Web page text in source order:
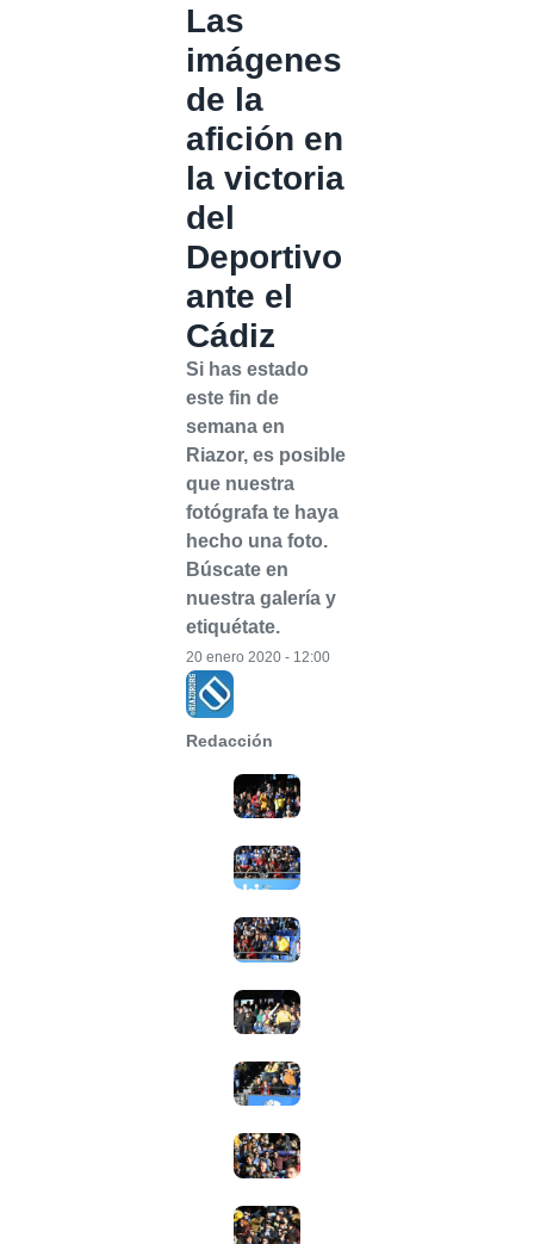
Las
imágenes
de la
afición en
la victoria
del
Deportivo
ante el
Cádiz
Si has estado
este fin de
semana en
Riazor, es posible
que nuestra
fotógrafa te haya
hecho una foto.
Búscate en
nuestra galería y
etiquétate.
Redacción
20 enero 2020 - 12:00